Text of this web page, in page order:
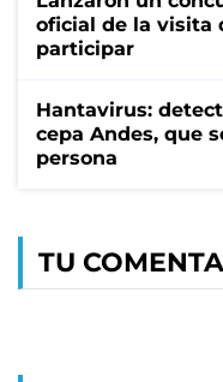
oficial de la visita
participar
Hantavirus:
cepa Andes, que
persona
TU